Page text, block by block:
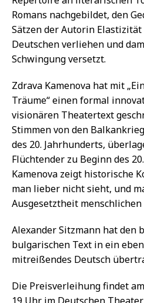
Romans nachgebildet, den
Sätzen der Autorin
Deutschen verliehen und
Schwingung versetzt.
Zdrava Kamenova hat mit
Träume“ einen formal
visionären Theatertext
Stimmen von den
des 20. Jahrhunderts,
Flüchtender zu Beginn des
Kamenova zeigt historische
man lieber nicht sieht, und
Ausgesetztheit menschlichen
Alexander Sitzmann hat den
bulgarischen Text in ein
mitreißendes Deutsch
Die Preisverleihung findet